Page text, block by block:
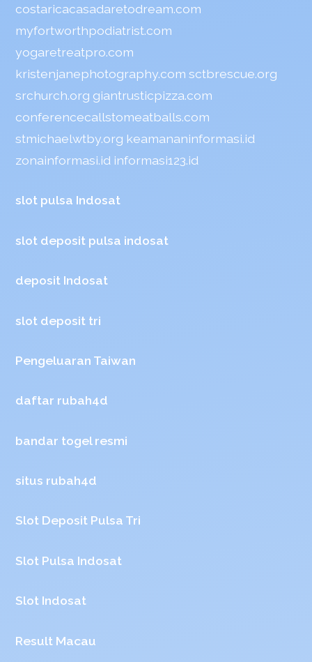
costaricacasadaretodream.com
myfortworthpodiatrist.com
yogaretreatpro.com
kristenjanephotography.com sctbrescue.org
srchurch.org giantrusticpizza.com
conferencecallstomeatballs.com
stmichaelwtby.org keamananinformasi.id
zonainformasi.id informasi123.id
slot pulsa Indosat
slot deposit pulsa indosat
deposit Indosat
slot deposit tri
Pengeluaran Taiwan
daftar rubah4d
bandar togel resmi
situs rubah4d
Slot Deposit Pulsa Tri
Slot Pulsa Indosat
Slot Indosat
Result Macau